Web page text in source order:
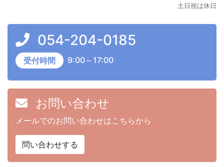
土日祝は休日
054-204-0185
受付時間 9:00～17:00
お問い合わせ
メールでのお問い合わせはこちらから
問い合わせする